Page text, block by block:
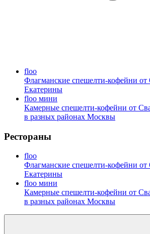
floo
Флагманские спешелти-кофейни
Екатерины
floo мини
Камерные спешелти-кофейни от
в разных районах Москвы
Рестораны
floo
Флагманские спешелти-кофейни
Екатерины
floo мини
Камерные спешелти-кофейни от
в разных районах Москвы